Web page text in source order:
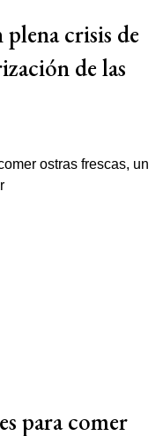
crisis de
de las
para comer